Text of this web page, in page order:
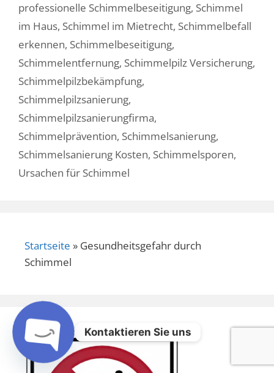
professionelle Schimmelbeseitigung, Schimmel
im Haus, Schimmel im Mietrecht, Schimmelbefall
erkennen, Schimmelbeseitigung,
Schimmelentfernung, Schimmelpilz Versicherung,
Schimmelpilzbekämpfung,
Schimmelpilzsanierung,
Schimmelpilzsanierungfirma,
Schimmelprävention, Schimmelsanierung,
Schimmelsanierung Kosten, Schimmelsporen,
Ursachen für Schimmel
Startseite » Gesundheitsgefahr durch
Schimmel
Kontaktieren Sie uns
Open